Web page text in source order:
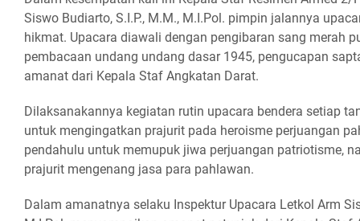
Siswo Budiarto, S.I.P., M.M., M.I.Pol. pimpin jalannya
hikmat. Upacara diawali dengan pengibaran sang merah
pembacaan undang undang dasar 1945, pengucapan
amanat dari Kepala Staf Angkatan Darat.
Dilaksanakannya kegiatan rutin upacara bendera setiap
untuk mengingatkan prajurit pada heroisme perjuangan
pendahulu untuk memupuk jiwa perjuangan patriotisme,
prajurit mengenang jasa para pahlawan.
Dalam amanatnya selaku Inspektur Upacara Letkol Arm